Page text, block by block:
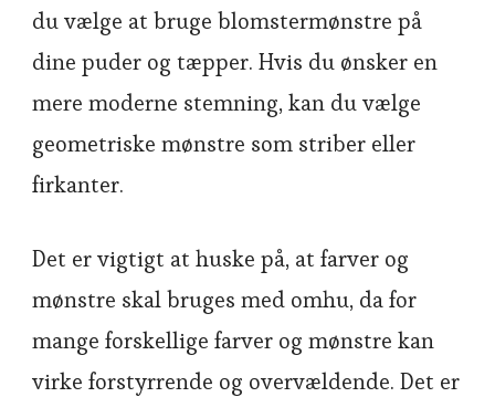
du vælge at bruge blomstermønstre på
dine puder og tæpper. Hvis du ønsker en
mere moderne stemning, kan du vælge
geometriske mønstre som striber eller
firkanter.
Det er vigtigt at huske på, at farver og
mønstre skal bruges med omhu, da for
mange forskellige farver og mønstre kan
virke forstyrrende og overvældende. Det er